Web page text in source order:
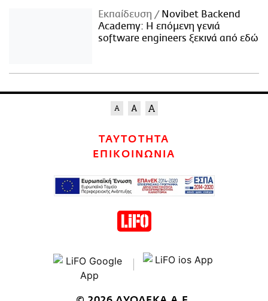
Εκπαίδευση
Novibet Backend
Academy: Η επόμενη γενιά
software engineers ξεκινά από εδώ
ΤΑΥΤΟΤΗΤΑ
ΕΠΙΚΟΙΝΩΝΙΑ